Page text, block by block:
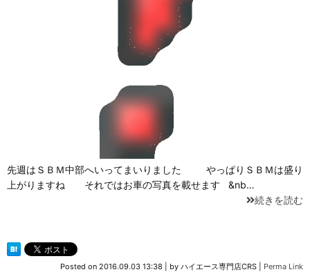
先週はＳＢＭ中部へいってまいりました やっぱりＳＢＭは盛り
上がりますね それではお車の写真を載せます &nb…
続きを読む
Posted on 2016.09.03 13:38 by ハイエース専門店CRS Perma Link